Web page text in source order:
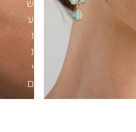
ש
ע
ו
נ
י
ם